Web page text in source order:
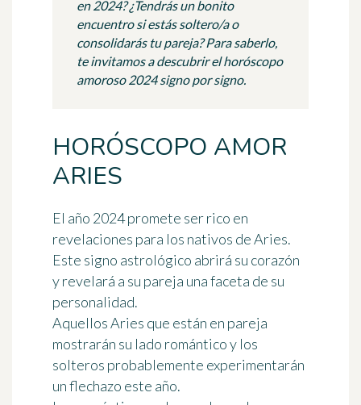
en 2024? ¿Tendrás un bonito
encuentro si estás soltero/a o
consolidarás tu pareja? Para saberlo,
te invitamos a descubrir el horóscopo
amoroso 2024 signo por signo.
HORÓSCOPO AMOR
ARIES
El año 2024 promete ser rico en
revelaciones para los nativos de Aries.
Este signo astrológico abrirá su corazón
y revelará a su pareja una faceta de su
personalidad.
Aquellos Aries que están en pareja
mostrarán su lado romántico y los
solteros probablemente experimentarán
un flechazo este año.